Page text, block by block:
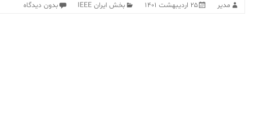
مدیر ۲۵ اردیبهشت ۱۴۰۱ بخش ایران IEEE بدون دیدگاه